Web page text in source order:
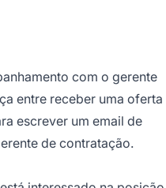
com o gerente
entre receber uma oferta
escrever um email de
de contratação.